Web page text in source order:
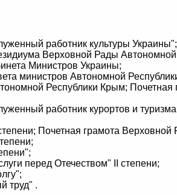
работник культуры Украины";
Верховной Рады
Министров Украины;
министров Автономной
Республики Крым; Почетная
работник курортов и
Почетная грамота
перед Отечеством" II степени;
труд" .